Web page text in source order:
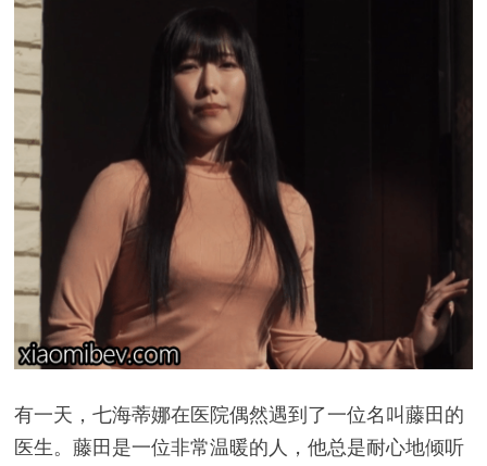
有一天，七海蒂娜在医院偶然遇到了一位名叫藤田的
医生。藤田是一位非常温暖的人，他总是耐心地倾听